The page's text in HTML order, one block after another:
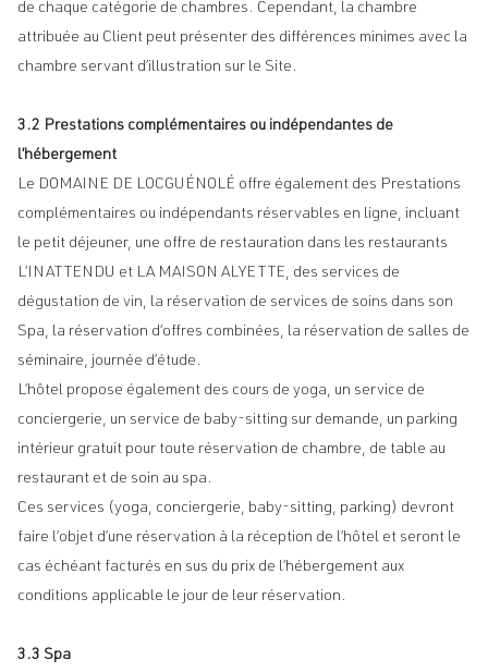
de chaque catégorie de chambres. Cependant, la chambre
attribuée au Client peut présenter des différences minimes avec la
chambre servant d’illustration sur le Site.
3.2 Prestations complémentaires ou indépendantes de
l’hébergement
Le DOMAINE DE LOCGUÉNOLÉ offre également des Prestations
complémentaires ou indépendants réservables en ligne, incluant
le petit déjeuner, une offre de restauration dans les restaurants
L’INATTENDU et LA MAISON ALYETTE, des services de
dégustation de vin, la réservation de services de soins dans son
Spa, la réservation d’offres combinées, la réservation de salles de
séminaire, journée d’étude.
L’hôtel propose également des cours de yoga, un service de
conciergerie, un service de baby-sitting sur demande, un parking
intérieur gratuit pour toute réservation de chambre, de table au
restaurant et de soin au spa.
Ces services (yoga, conciergerie, baby-sitting, parking) devront
faire l’objet d’une réservation à la réception de l’hôtel et seront le
cas échéant facturés en sus du prix de l’hébergement aux
conditions applicable le jour de leur réservation.
3.3 Spa